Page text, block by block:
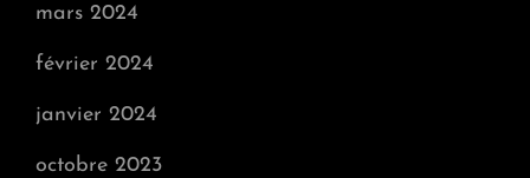
mars 2024
février 2024
janvier 2024
octobre 2023